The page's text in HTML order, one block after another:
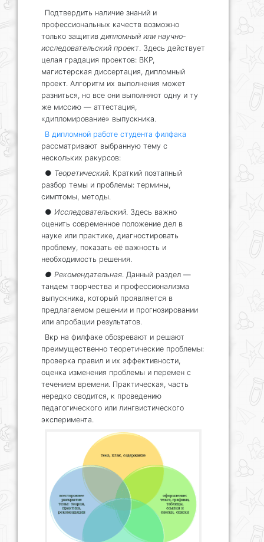
Подтвердить наличие знаний и
профессиональных качеств возможно
только защитив дипломный или научно-
исследовательский проект . Здесь действует
целая градация проектов: ВКР,
магистерская диссертация, дипломный
проект. Алгоритм их выполнения может
разниться, но все они выполняют одну и ту
же миссию — аттестация,
«дипломирование» выпускника.
В дипломной работе студента филфака
рассматривают выбранную тему с
нескольких ракурсов:
● Теоретический . Краткий поэтапный
разбор темы и проблемы: термины,
симптомы, методы.
● Исследовательский . Здесь важно
оценить современное положение дел в
науке или практике, диагностировать
проблему, показать её важность и
необходимость решения.
● Рекомендательная . Данный раздел —
тандем творчества и профессионализма
выпускника, который проявляется в
предлагаемом решении и прогнозировании
или апробации результатов.
Вкр на филфаке обозревают и решают
преимущественно теоретические проблемы:
проверка правил и их эффективности,
оценка изменения проблемы и перемен с
течением времени. Практическая, часть
нередко сводится, к проведению
педагогического или лингвистического
эксперимента.